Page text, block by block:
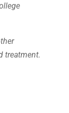
treatment.